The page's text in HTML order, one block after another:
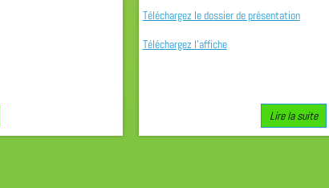
Téléchargez le dossier de présentation
Téléchargez l'affiche
Lire la suite